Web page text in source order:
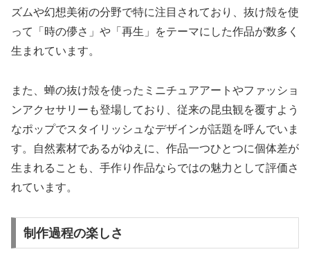
ズムや幻想美術の分野で特に注目されており、抜け殻を使
って「時の儚さ」や「再生」をテーマにした作品が数多く
生まれています。
また、蝉の抜け殻を使ったミニチュアアートやファッショ
ンアクセサリーも登場しており、従来の昆虫観を覆すよう
なポップでスタイリッシュなデザインが話題を呼んでいま
す。自然素材であるがゆえに、作品一つひとつに個体差が
生まれることも、手作り作品ならではの魅力として評価さ
れています。
制作過程の楽しさ